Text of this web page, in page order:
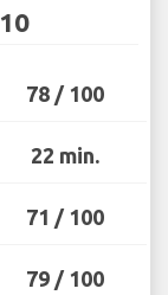
78 / 100
22 min.
71 / 100
79 / 100